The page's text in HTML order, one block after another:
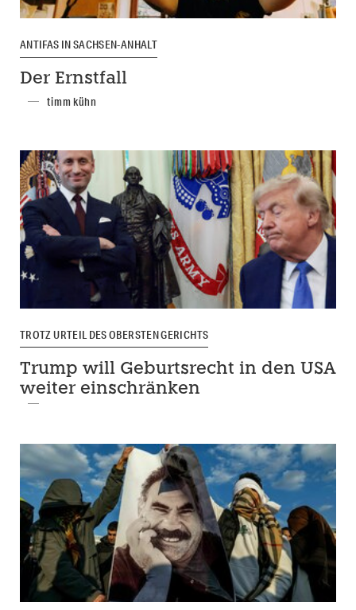
ANTIFAS IN SACHSEN-ANHALT
Der Ernstfall
timm kühn
TROTZ URTEIL DES OBERSTEN GERICHTS
Trump will Geburtsrecht in den USA
weiter einschränken